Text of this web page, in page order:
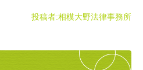
投稿者:相模大野法律事務所